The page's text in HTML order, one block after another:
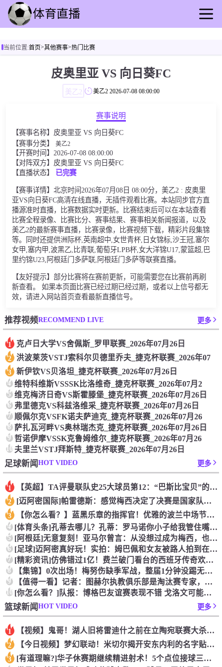
足球直播
其他赛事
当前位置:首页>其他赛事>热门比赛
皮奥里亚 VS 向日葵FC
美乙2 美乙2 2026-07-08 08:00:00
赛事说明
【赛事名称】皮奥里亚 VS 向日葵FC
【赛事分类】 美乙2
【开赛时间】2026-07-08 08:00:00
【对阵双方】皮奥里亚 VS 向日葵FC
【直播状态】
已完赛
【赛事详情】北京时间2026年07月08日 08:00分，美乙2 : 皮奥里
亚VS向日葵FC高清在线直播，无插件观看比赛。本站同步官方直
播源准时直播，比赛数据实时更新。比赛结束后可以在本站查看
比赛全程录像、比赛比分、赛事结果、赛事相关新闻报道，以及
美乙2的最新赛事直播，比赛录像，比赛视频下载，精彩片段集锦
等。同时还提供洲际杯,英南超中,女世青杯,日女锦标,沙王冠,塞尔
女甲,塞内甲,波黑乙,比青联,葡萄牙LPB杯,女大洋锦U17,蒙篮超,巴
里约锦U23,阿根廷门多萨联,阿根廷门多萨等联赛直播。
【友好提示】部分比赛将在赛前更新，可能需要您在比赛前再刷
新查看。 如果本页面比赛已经过期已经过期，或者以上信号都无
效，请进入网站首页查看最新直播信号。
推荐视频RECOMMEND LIVE 更多
1 克卢日大学VS舍佩斯_罗甲联赛_2026年07月26日
2 洪波莱茨VSTJ索科尔贝德里乔夫_捷克杯联赛_2026年07
3 新伊钦VS贝洛坦_捷克杯联赛_2026年07月26日
4 维特科维斯VSSSK比洛维奇_捷克杯联赛_2026年07月2
5 维克梅济日奇VS斯霍滕堡_捷克杯联赛_2026年07月26日
6 弗里德克VS科兹洛维采_捷克杯联赛_2026年07月26日
7 顺佩尔克VSFK诺夫萨迪克_捷克杯联赛_2026年07月26
8 萨扎瓦河畔VS奥林瑞杰克_捷克杯联赛_2026年07月26日
9 哲诺伊摩VSSK克鲁姆维尔_捷克杯联赛_2026年07月26
10 夫里兰VSTJ拜斯特_捷克杯联赛_2026年07月26日
足球新闻HOT VIDEO 更多
1 【英超】TA评曼联队史25大球员第12：“巴斯比宝贝”的绝佳
2 [迈阿密国际]帕雷德斯：感觉梅西决定了决赛是国家队最后一战，
3 【你怎么看？】蓝黑乐章的指挥官！优雅的波兰中场节拍器！
4 [体育头条]孔蒂去哪儿？孔蒂：罗马诺你小子给我管住嘴哈！
5 [阿根廷]无意复刻！亚马尔曾言：从没想过成为梅西，也不会穿他
6 [足球]迈阿密真好玩！实拍：姆巴佩和女友被路人拍到在夜店狂欢
7 [精彩资讯]仿佛错过1亿！费兰破门看台的西班牙传奇欢呼，拉莫
8 【集锦】0次出场！梅努伤缺季军战，整届1分钟没踢无缘世界杯首
9 【值得一看】记者：图赫尔执教俱乐部是淘汰赛专家，但在真正压力
10 [你怎么看？]队报：博格巴友谊赛表现不错 戈洛文可能加盟沙特
篮球新闻HOT VIDEO 更多
1 【视频】鬼哥！湖人旧将雷迪什之前在立陶宛联赛大杀四方
2 【今日视频】梦幻联动！米切尔揭开安东内利的名字贴纸！
3 [有道理嘛?]华子休赛期继续精进射术！5个点位接球三分全部命